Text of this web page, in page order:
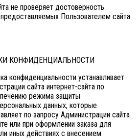
не проверяет достоверность
Пользователем сайта
КОНФИДЕНЦИАЛЬНОСТИ
конфиденциальности устанавливает
сайта интернет-сайта по
режима защиты
данных, которые
по запросу Администрации сайта
или при оформлении заказа для
иных действиях с внесением